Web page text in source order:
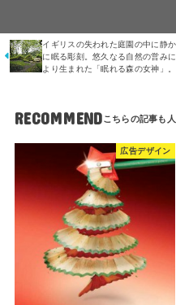
イギリスの失われた庭園の中に静か
に眠る彫刻。悠久なる自然の営みに
より生まれた「眠れる森の女神」。
RECOMMEND
広告デザイン